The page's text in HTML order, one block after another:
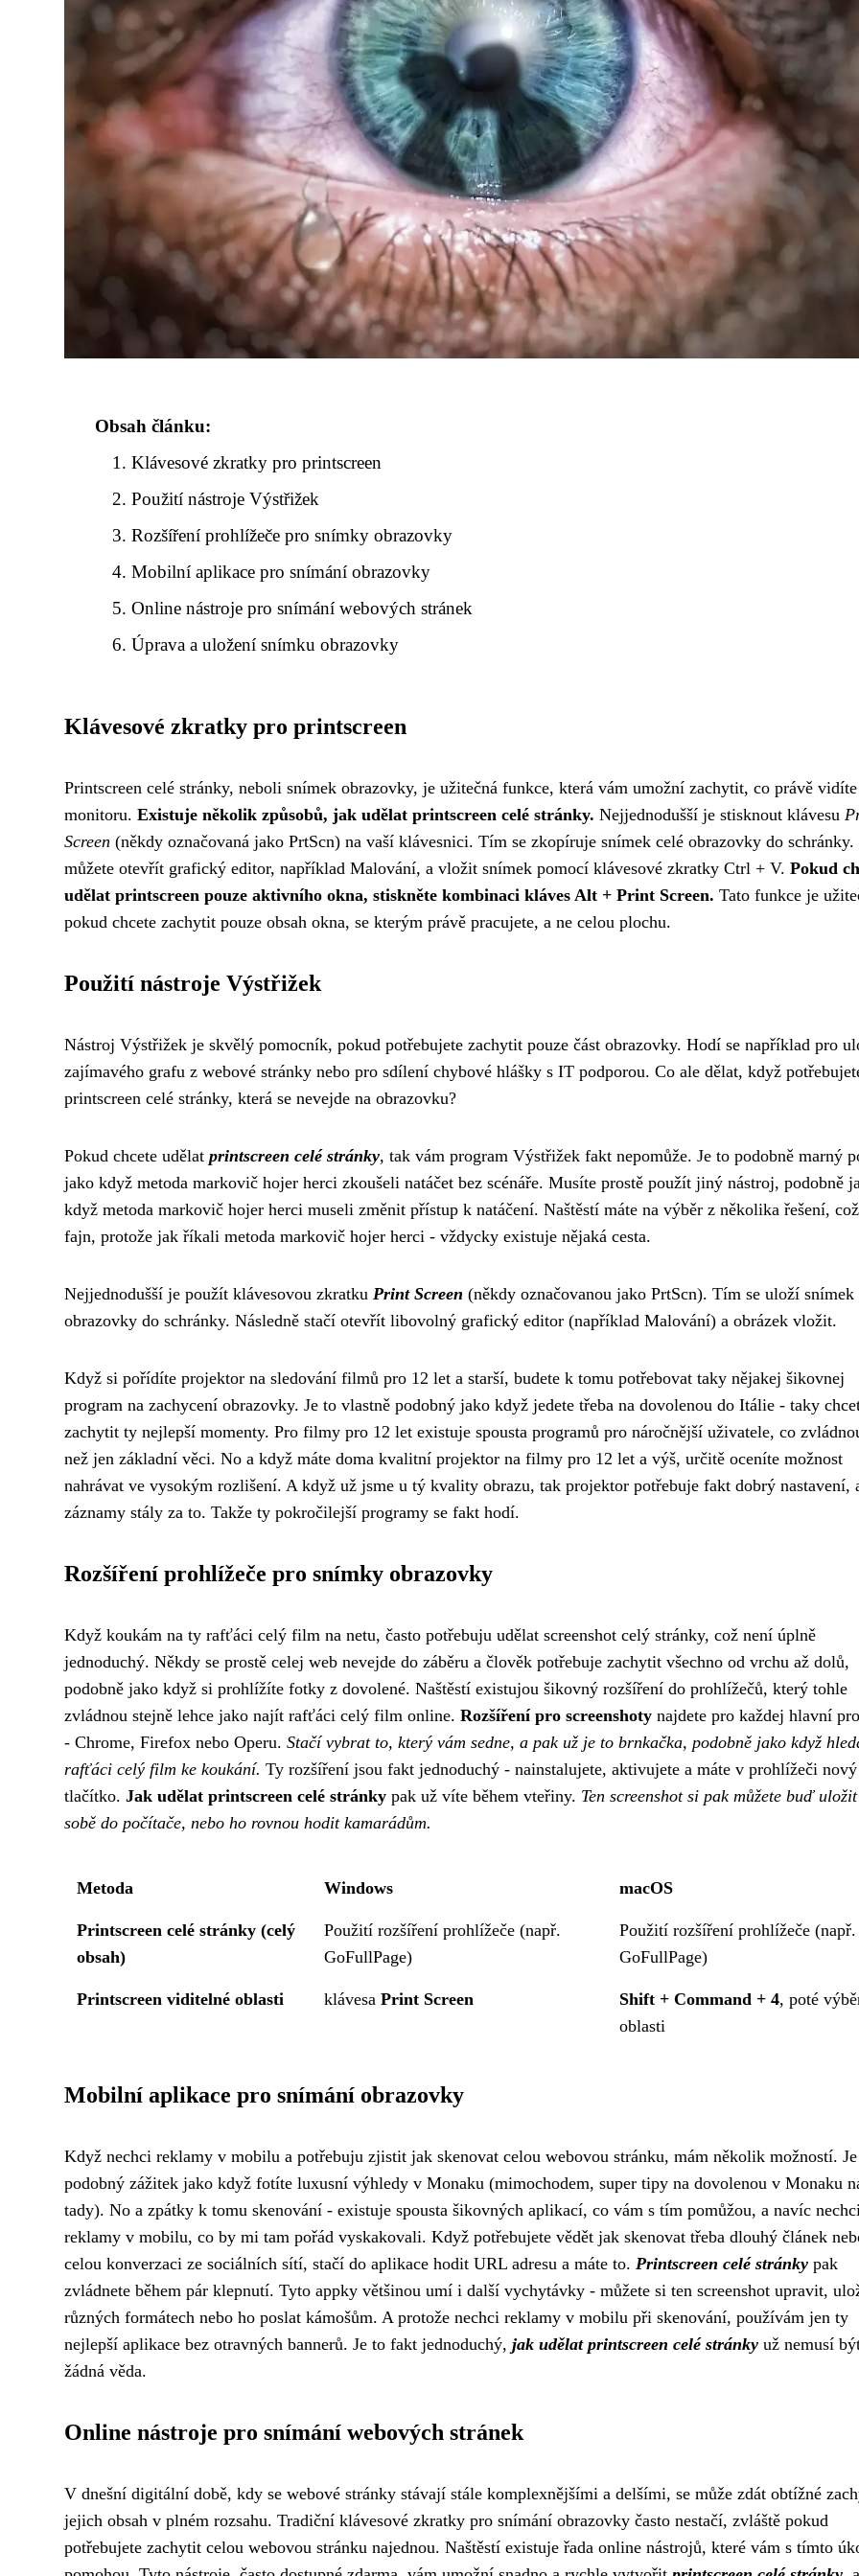
Obsah článku:
Klávesové zkratky pro printscreen
Použití nástroje Výstřižek
Rozšíření prohlížeče pro snímky obrazovky
Mobilní aplikace pro snímání obrazovky
Online nástroje pro snímání webových stránek
Úprava a uložení snímku obrazovky
Klávesové zkratky pro printscreen
Printscreen celé stránky, neboli snímek obrazovky, je užitečná funkce, která vám umožní zachytit, co právě
monitoru. Existuje několik způsobů, jak udělat printscreen celé stránky. Nejjednodušší je stisknout klávesu
Screen (někdy označovaná jako PrtScn) na vaší klávesnici. Tím se zkopíruje snímek celé obrazovky do schránky.
můžete otevřít grafický editor, například Malování, a vložit snímek pomocí klávesové zkratky Ctrl + V. Pokud
udělat printscreen pouze aktivního okna, stiskněte kombinaci kláves Alt + Print Screen. Tato funkce je
pokud chcete zachytit pouze obsah okna, se kterým právě pracujete, a ne celou plochu.
Použití nástroje Výstřižek
Nástroj Výstřižek je skvělý pomocník, pokud potřebujete zachytit pouze část obrazovky. Hodí se například pro
zajímavého grafu z webové stránky nebo pro sdílení chybové hlášky s IT podporou. Co ale dělat, když
printscreen celé stránky, která se nevejde na obrazovku?
Pokud chcete udělat printscreen celé stránky, tak vám program Výstřižek fakt nepomůže. Je to podobně marný
jako když metoda markovič hojer herci zkoušeli natáčet bez scénáře. Musíte prostě použít jiný nástroj, podobně
když metoda markovič hojer herci museli změnit přístup k natáčení. Naštěstí máte na výběr z několika řešení,
fajn, protože jak říkali metoda markovič hojer herci - vždycky existuje nějaká cesta.
Nejjednodušší je použít klávesovou zkratku Print Screen (někdy označovanou jako PrtScn). Tím se uloží snímek
obrazovky do schránky. Následně stačí otevřít libovolný grafický editor (například Malování) a obrázek vložit.
Když si pořídíte projektor na sledování filmů pro 12 let a starší, budete k tomu potřebovat taky nějakej šikovnej
program na zachycení obrazovky. Je to vlastně podobný jako když jedete třeba na dovolenou do Itálie - taky
zachytit ty nejlepší momenty. Pro filmy pro 12 let existuje spousta programů pro náročnější uživatele, co
než jen základní věci. No a když máte doma kvalitní projektor na filmy pro 12 let a výš, určitě oceníte možnost
nahrávat ve vysokým rozlišení. A když už jsme u tý kvality obrazu, tak projektor potřebuje fakt dobrý nastavení,
záznamy stály za to. Takže ty pokročilejší programy se fakt hodí.
Rozšíření prohlížeče pro snímky obrazovky
Když koukám na ty rafťáci celý film na netu, často potřebuju udělat screenshot celý stránky, což není úplně
jednoduchý. Někdy se prostě celej web nevejde do záběru a člověk potřebuje zachytit všechno od vrchu až dolů,
podobně jako když si prohlížíte fotky z dovolené. Naštěstí existujou šikovný rozšíření do prohlížečů, který tohle
zvládnou stejně lehce jako najít rafťáci celý film online. Rozšíření pro screenshoty najdete pro každej hlavní
- Chrome, Firefox nebo Operu. Stačí vybrat to, který vám sedne, a pak už je to brnkačka, podobně jako když
rafťáci celý film ke koukání. Ty rozšíření jsou fakt jednoduchý - nainstalujete, aktivujete a máte v prohlížeči nový
tlačítko. Jak udělat printscreen celé stránky pak už víte během vteřiny. Ten screenshot si pak můžete buď
sobě do počítače, nebo ho rovnou hodit kamarádům.
Metoda Windows macOS
Printscreen celé stránky (celý
obsah)
Použití rozšíření prohlížeče (např.
GoFullPage)
Použití rozšíření prohlížeče (např.
GoFullPage)
Printscreen viditelné oblasti klávesaPrint Screen Shift + Command + 4, poté
oblasti
Mobilní aplikace pro snímání obrazovky
Když nechci reklamy v mobilu a potřebuju zjistit jak skenovat celou webovou stránku, mám několik možností.
podobný zážitek jako když fotíte luxusní výhledy v Monaku (mimochodem, super tipy na dovolenou v Monaku
tady). No a zpátky k tomu skenování - existuje spousta šikovných aplikací, co vám s tím pomůžou, a navíc
reklamy v mobilu, co by mi tam pořád vyskakovali. Když potřebujete vědět jak skenovat třeba dlouhý článek
celou konverzaci ze sociálních sítí, stačí do aplikace hodit URL adresu a máte to. Printscreen celé stránky pak
zvládnete během pár klepnutí. Tyto appky většinou umí i další vychytávky - můžete si ten screenshot upravit,
různých formátech nebo ho poslat kámošům. A protože nechci reklamy v mobilu při skenování, používám jen ty
nejlepší aplikace bez otravných bannerů. Je to fakt jednoduchý, jak udělat printscreen celé stránky už nemusí
žádná věda.
Online nástroje pro snímání webových stránek
V dnešní digitální době, kdy se webové stránky stávají stále komplexnějšími a delšími, se může zdát obtížné
jejich obsah v plném rozsahu. Tradiční klávesové zkratky pro snímání obrazovky často nestačí, zvláště pokud
potřebujete zachytit celou webovou stránku najednou. Naštěstí existuje řada online nástrojů, které vám s tímto